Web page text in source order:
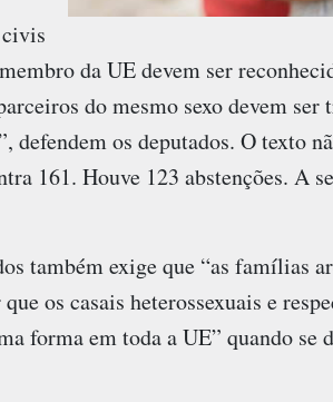
civis
da UE devem ser
do mesmo sexo devem ser
defendem os deputados. O texto
161. Houve 123 abstenções. A
também exige que “as famílias
os casais heterossexuais e
forma em toda a UE” quando